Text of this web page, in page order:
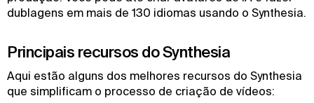
dublagens em mais de 130 idiomas usando o Synthesia.
Principais recursos do Synthesia
Aqui estão alguns dos melhores recursos do Synthesia
que simplificam o processo de criação de vídeos: